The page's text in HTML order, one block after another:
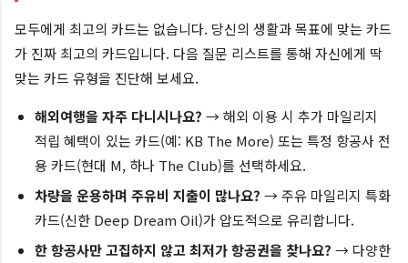
모두에게 최고의 카드는 없습니다. 당신의 생활과 목표에 맞는 카드
가 진짜 최고의 카드입니다. 다음 질문 리스트를 통해 자신에게 딱
맞는 카드 유형을 진단해 보세요.
해외여행을 자주 다니시나요? → 해외 이용 시 추가 마일리지
적립 혜택이 있는 카드(예: KB The More) 또는 특정 항공사 전
용 카드(현대 M, 하나 The Club)를 선택하세요.
차량을 운용하며 주유비 지출이 많나요? → 주유 마일리지 특화
카드(신한 Deep Dream Oil)가 압도적으로 유리합니다.
한 항공사만 고집하지 않고 최저가 항공권을 찾나요? → 다양한